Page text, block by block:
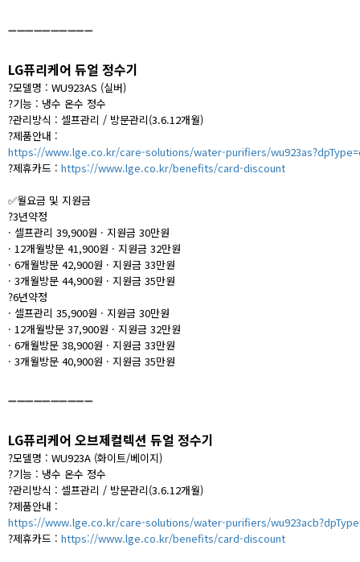
➖➖➖➖➖➖➖➖➖➖
LG퓨리케어 듀얼 정수기
?모델명 : WU923AS (실버)
?기능 : 냉수 온수 정수
?관리방식 : 셀프관리 / 방문관리(3.6.12개월)
?제품안내 :
https://www.lge.co.kr/care-solutions/water-purifiers/
?제휴카드 : https://www.lge.co.kr/benefits/card-discount
✅월요금 및 지원금
?3년약정
· 셀프관리 39,900원 · 지원금 30만원
· 12개월방문 41,900원 · 지원금 32만원
· 6개월방문 42,900원 · 지원금 33만원
· 3개월방문 44,900원 · 지원금 35만원
?6년약정
· 셀프관리 35,900원 · 지원금 30만원
· 12개월방문 37,900원 · 지원금 32만원
· 6개월방문 38,900원 · 지원금 33만원
· 3개월방문 40,900원 · 지원금 35만원
➖➖➖➖➖➖➖➖➖➖
LG퓨리케어 오브제컬렉션 듀얼 정수기
?모델명 : WU923A (화이트/베이지)
?기능 : 냉수 온수 정수
?관리방식 : 셀프관리 / 방문관리(3.6.12개월)
?제품안내 :
https://www.lge.co.kr/care-solutions/water-purifiers/
?제휴카드 : https://www.lge.co.kr/benefits/card-discount